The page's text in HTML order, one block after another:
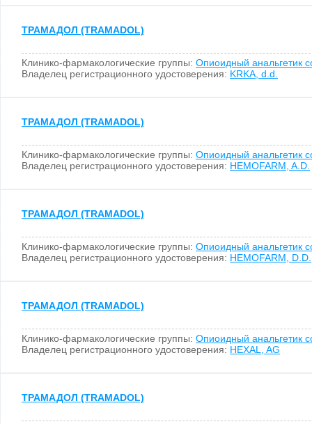
ТРАМАДОЛ (TRAMADOL)
Клинико-фармакологические группы: Опиоидный анальгетик
Владелец регистрационного удостоверения: KRKA, d.d.
ТРАМАДОЛ (TRAMADOL)
Клинико-фармакологические группы: Опиоидный анальгетик
Владелец регистрационного удостоверения: HEMOFARM, A.D.
ТРАМАДОЛ (TRAMADOL)
Клинико-фармакологические группы: Опиоидный анальгетик
Владелец регистрационного удостоверения: HEMOFARM, D.D.
ТРАМАДОЛ (TRAMADOL)
Клинико-фармакологические группы: Опиоидный анальгетик
Владелец регистрационного удостоверения: HEXAL, AG
ТРАМАДОЛ (TRAMADOL)